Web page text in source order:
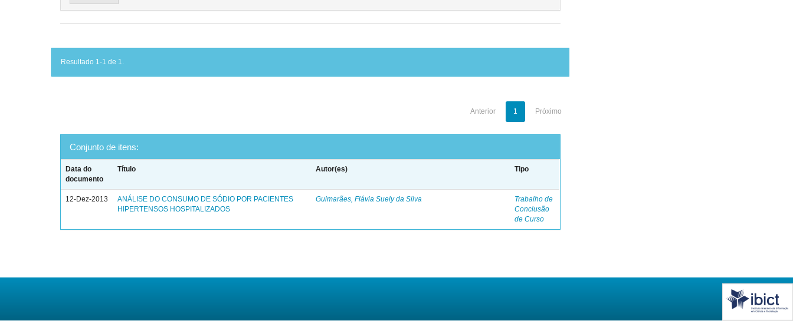
Resultado 1-1 de 1.
Anterior 1 Próximo
Conjunto de itens:
Data do
documento
Título Autor(es) Tipo
12-Dez-2013
ANÁLISE DO CONSUMO DE SÓDIO POR PACIENTES
HIPERTENSOS HOSPITALIZADOS
Guimarães, Flávia Suely da Silva
Trabalho de
Conclusão
de Curso